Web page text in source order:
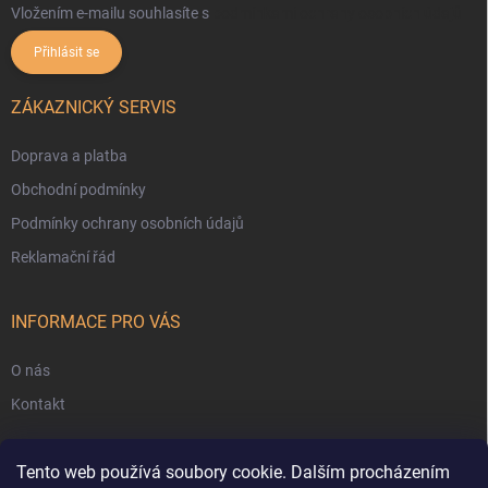
Tento web používá soubory cookie. Dalším procházením
Vložením e-mailu souhlasíte s
Přihlásit se
ZÁKAZNICKÝ SERVIS
Doprava a platba
Obchodní podmínky
Podmínky ochrany osobních údajů
Reklamační řád
INFORMACE PRO VÁS
O nás
Kontakt